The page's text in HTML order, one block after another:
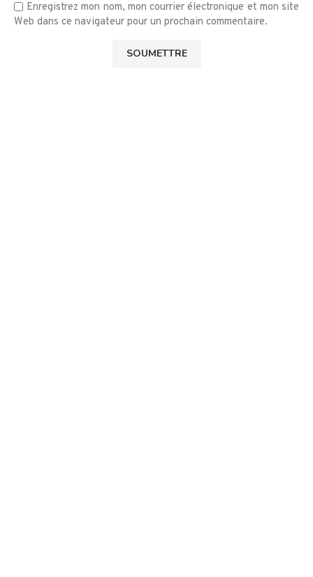
Enregistrez mon nom, mon courrier électronique et mon site
Web dans ce navigateur pour un prochain commentaire.